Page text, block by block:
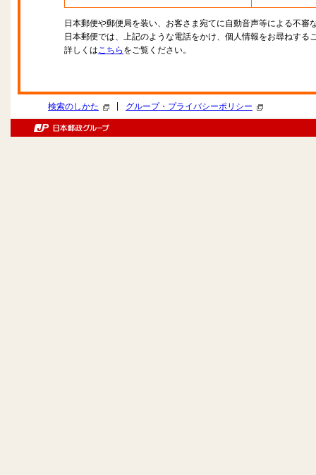
日本郵便や郵便局を装い、お客さま宛てに自動音声等による不審
日本郵便では、上記のような電話をかけ、個人情報をお尋ねする
詳しくはこちら をご覧ください。
検索のしかた グループ・プライバシーポリシー